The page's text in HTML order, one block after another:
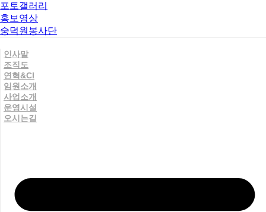
포토갤러리
홍보영상
숭덕원봉사단
인사말
조직도
연혁&CI
임원소개
사업소개
운영시설
오시는길